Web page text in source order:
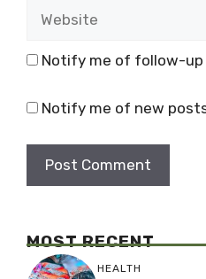
Notify me of follow-up
Notify me of new
MOST RECENT
HEALTH